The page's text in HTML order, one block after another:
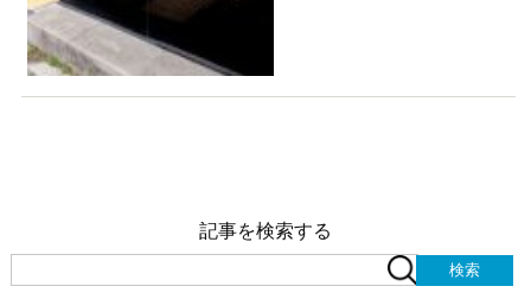
記事を検索する